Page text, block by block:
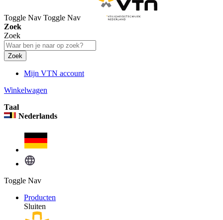
Toggle Nav Toggle Nav
Zoek
Zoek
Zoek
Mijn VTN account
Winkelwagen
Taal
Nederlands
Toggle Nav
Producten
Sluiten